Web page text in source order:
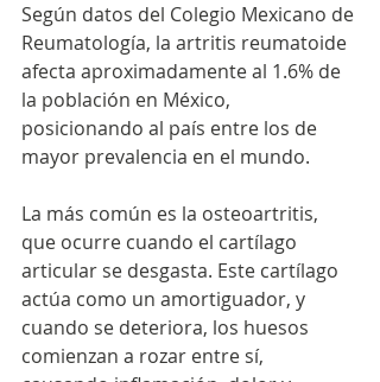
Según datos del Colegio Mexicano de
Reumatología, la artritis reumatoide
afecta aproximadamente al 1.6% de
la población en México,
posicionando al país entre los de
mayor prevalencia en el mundo.
La más común es la osteoartritis,
que ocurre cuando el cartílago
articular se desgasta. Este cartílago
actúa como un amortiguador, y
cuando se deteriora, los huesos
comienzan a rozar entre sí,